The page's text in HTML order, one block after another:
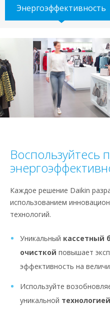
Энергоэффективность
Воспользуйтесь
Каждое решение Daikin
использованием
технологий.
Уникальный кассетный
очисткой повышает
эффективность на
Используйте
уникальной